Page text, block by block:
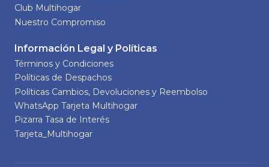
Club Multihogar
Nuestro Compromiso
Información Legal y Políticas
Términos y Condiciones
Políticas de Despachos
Políticas Cambios, Devoluciones y Reembolso
WhatsApp Tarjeta Multihogar
Pizarra Tasa de Interés
Tarjeta_Multihogar